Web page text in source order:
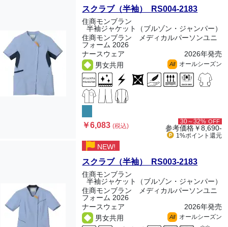
スクラブ（半袖） RS004-2183
住商モンブラン
半袖ジャケット（ブルゾン・ジャンパー）
住商モンブラン メディカルパーソンユニ
フォーム 2026
ナースウェア
2026年発売
男女共用
All オールシーズン
￥6,083(税込)
30～32% OFF
参考価格￥8,690-
1%ポイント 還元
NEW!
スクラブ（半袖） RS003-2183
住商モンブラン
半袖ジャケット（ブルゾン・ジャンパー）
住商モンブラン メディカルパーソンユニ
フォーム 2026
ナースウェア
2026年発売
男女共用
All オールシーズン